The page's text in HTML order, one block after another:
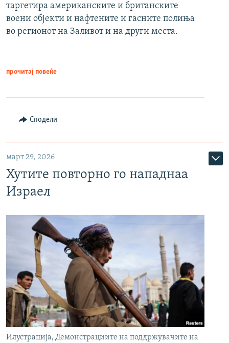
таргетира американските и британските
воени објекти и нафтените и гасните полиња
во регионот на Заливот и на други места.
прочитај повеќе
Сподели
март 29, 2026
Хутите повторно го нападнаа
Израел
Илустрација, Демонстрациите на поддржувачите на